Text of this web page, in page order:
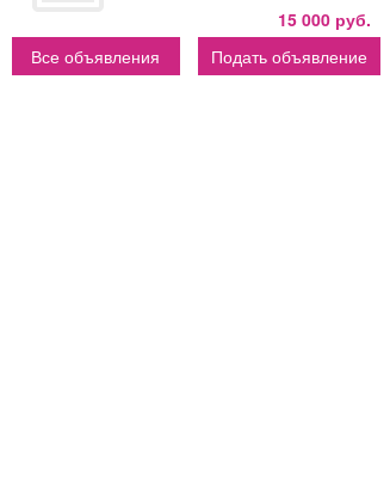
15 000 руб.
Все объявления
Подать объявление